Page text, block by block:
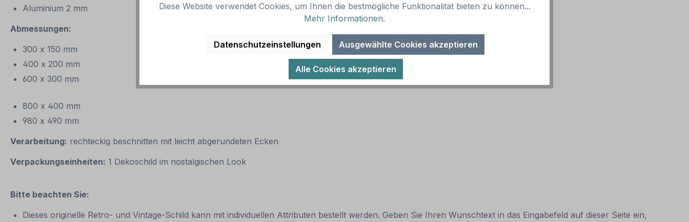
Aluminium 2 mm
Abmessungen:
300 x 150 mm
400 x 200 mm
600 x 300 mm
800 x 400 mm
980 x 490 mm
Verarbeitung: rechteckig beschnitten mit leicht abgerundeten Ecken
Verpackungseinheiten: 1 Dekoschild im nostalgischen Look
Bitte beachten Sie:
Dieses originelle Retro- und Vintage-Schild kann mit individuellen Attributen bestellt werden. Geben Sie Ihren Wunschtext in das Eingabefeld auf dieser Seite ein,
Diese Website verwendet Cookies, um Ihnen die bestmögliche Funktionalität bieten zu können...
Mehr Informationen.
Datenschutzeinstellungen Ausgewählte Cookies akzeptieren
Alle Cookies akzeptieren